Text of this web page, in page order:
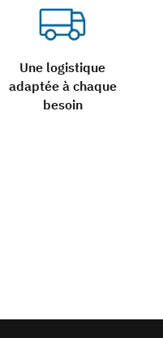
Une logistique
adaptée à chaque
besoin